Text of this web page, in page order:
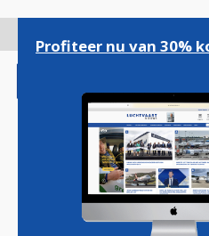
gaan
Magazine
Profiteer nu van 30%